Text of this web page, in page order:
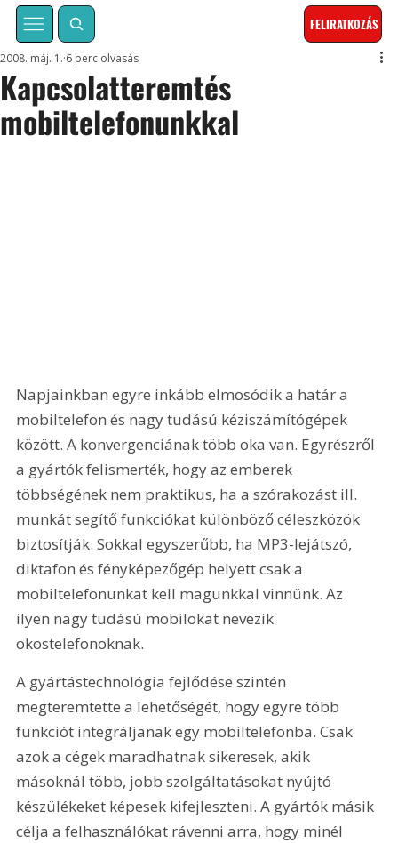
FELIRATKOZÁS
Kapcsolatteremtés
mobiltelefonunkkal
2008. máj. 1. 6 perc olvasás
Napjainkban egyre inkább elmosódik a határ a
mobiltelefon és nagy tudású kéziszámítógépek
között. A konvergenciának több oka van. Egyrészről
a gyártók felismerték, hogy az emberek
többségének nem praktikus, ha a szórakozást ill.
munkát segítő funkciókat különböző céleszközök
biztosítják. Sokkal egyszerűbb, ha MP3-lejátszó,
diktafon és fényképezőgép helyett csak a
mobiltelefonunkat kell magunkkal vinnünk. Az
ilyen nagy tudású mobilokat nevezik
okostelefonoknak.
A gyártástechnológia fejlődése szintén
megteremtette a lehetőségét, hogy egyre több
funkciót integráljanak egy mobiltelefonba. Csak
azok a cégek maradhatnak sikeresek, akik
másoknál több, jobb szolgáltatásokat nyújtó
készülékeket képesek kifejleszteni. A gyártók másik
célja a felhasználókat rávenni arra, hogy minél